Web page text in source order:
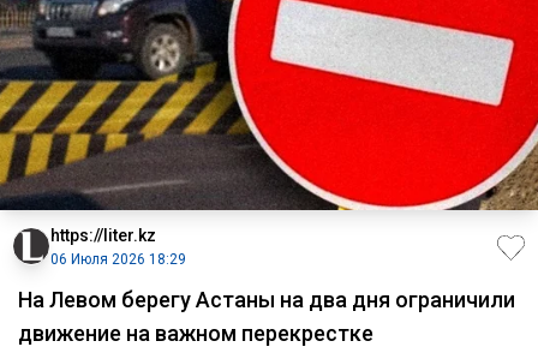
https://liter.kz
06 Июля 2026 18:29
На Левом берегу Астаны на два дня ограничили
движение на важном перекрестке